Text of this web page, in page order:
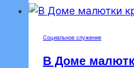
Социальное служение
В Доме